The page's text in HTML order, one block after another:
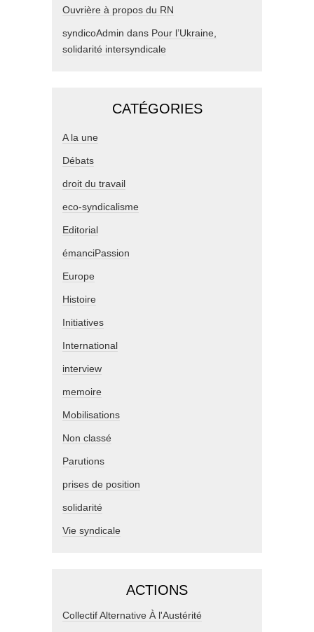
Ouvrière à propos du RN
syndicoAdmin dans Pour l’Ukraine,
solidarité intersyndicale
CATÉGORIES
A la une
Débats
droit du travail
eco-syndicalisme
Editorial
émanciPassion
Europe
Histoire
Initiatives
International
interview
memoire
Mobilisations
Non classé
Parutions
prises de position
solidarité
Vie syndicale
ACTIONS
Collectif Alternative À l'Austérité